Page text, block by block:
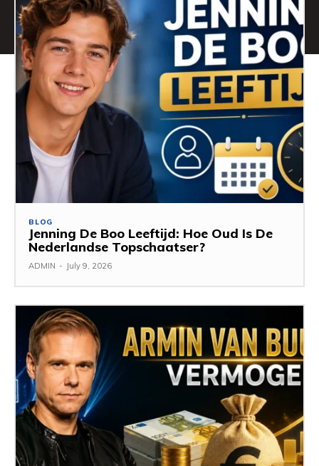
BLOG
Jenning De Boo Leeftijd: Hoe Oud Is De
Nederlandse Topschaatser?
ADMIN - July 9, 2026